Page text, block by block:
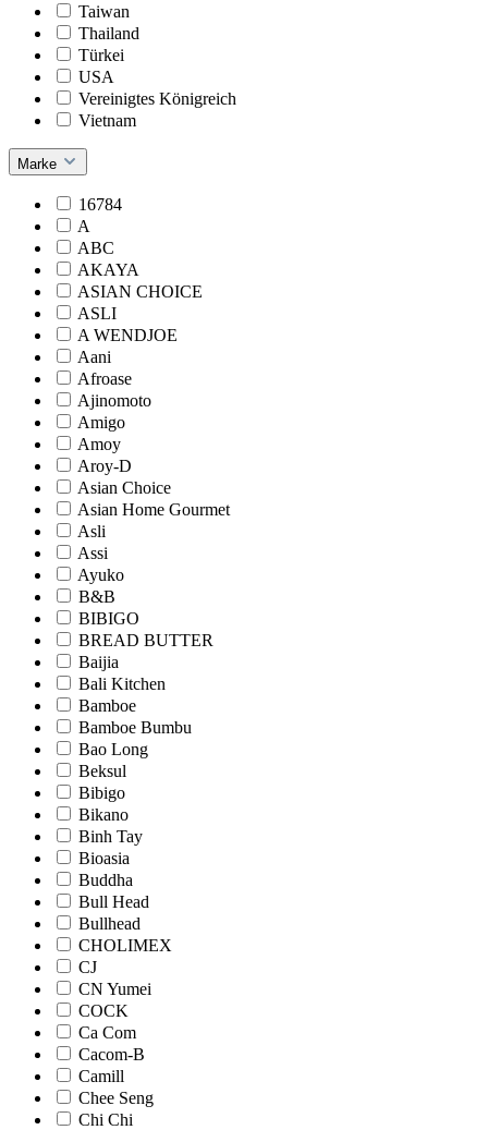
Taiwan
Thailand
Türkei
USA
Vereinigtes Königreich
Vietnam
Marke
16784
A
ABC
AKAYA
ASIAN CHOICE
ASLI
A WENDJOE
Aani
Afroase
Ajinomoto
Amigo
Amoy
Aroy-D
Asian Choice
Asian Home Gourmet
Asli
Assi
Ayuko
B&B
BIBIGO
BREAD BUTTER
Baijia
Bali Kitchen
Bamboe
Bamboe Bumbu
Bao Long
Beksul
Bibigo
Bikano
Binh Tay
Bioasia
Buddha
Bull Head
Bullhead
CHOLIMEX
CJ
CN Yumei
COCK
Ca Com
Cacom-B
Camill
Chee Seng
Chi Chi